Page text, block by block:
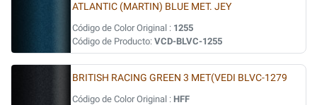
ATLANTIC (MARTIN) BLUE MET. JEY
Código de Color Original : 1255
Código de Producto: VCD-BLVC-1255
BRITISH RACING GREEN 3 MET(VEDI BLVC-1279
Código de Color Original : HFF